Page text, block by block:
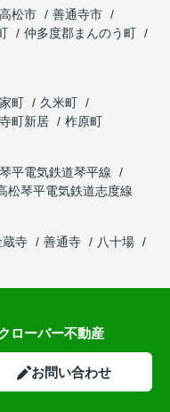
高松市
善通寺市
仲多度郡まんのう町
町
久米町
町新居
柞原町
平電気鉄道琴平線
松琴平電気鉄道志度線
蔵寺 善通寺
八十場
ローバー不動産
お問い合わせ